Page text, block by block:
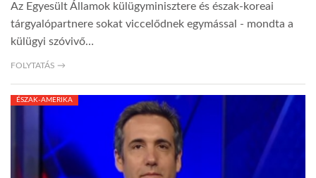
Az Egyesült Államok külügyminisztere és észak-koreai
tárgyalópartnere sokat viccelődnek egymással - mondta a
külügyi szóvivő…
FOLYTATÁS →
ÉSZAK-AMERIKA